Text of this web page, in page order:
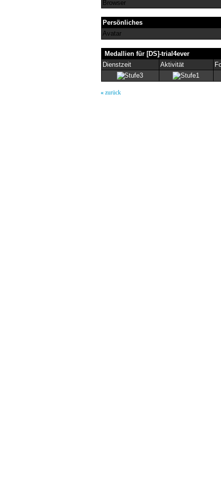
Browser
Persönliches
Avatar
Medallien für [DS]-trial4ever
Dienstzeit
Aktivität
« zurück